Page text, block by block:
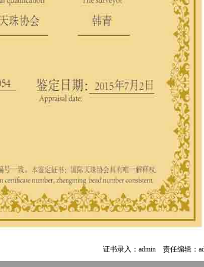
证书录入：admin 责任编辑：